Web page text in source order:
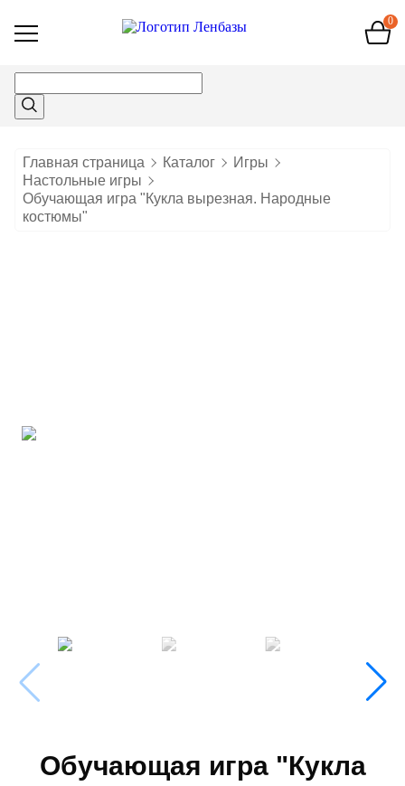
Открыть
0
Главная страница Каталог
Игры
Настольные игры
Обучающая игра "Кукла вырезная. Народные
костюмы"
Обучающая игра "Кукла